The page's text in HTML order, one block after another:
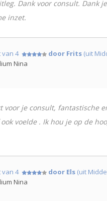
Dank voor consult. Dank
inzet.
van 4 door Frits (uit
Nina
voor je consult, fantastische
voelde . Ik hou je op de
van 4 door Els (uit
Nina